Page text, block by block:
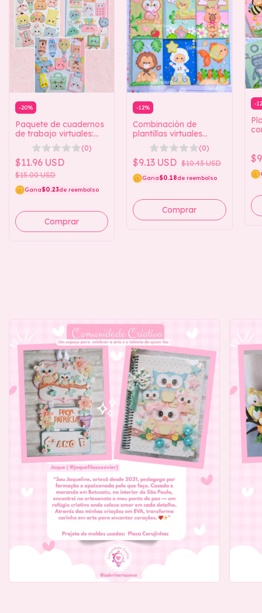
-20%
Paquete de cuadernos
de trabajo virtuales:
Elementos escolares 1,
(0)
$11.96 USD
$15.00 USD
Gana$0.23de reembolso
-12%
Combinación de
plantillas virtuales
(Colección Notebook
(0)
$9.13 USD $10.43 USD
Gana$0.18de reembolso
-12